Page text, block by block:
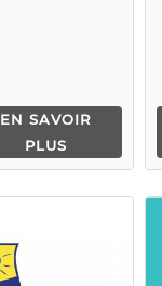
EN SAVOIR
PLUS